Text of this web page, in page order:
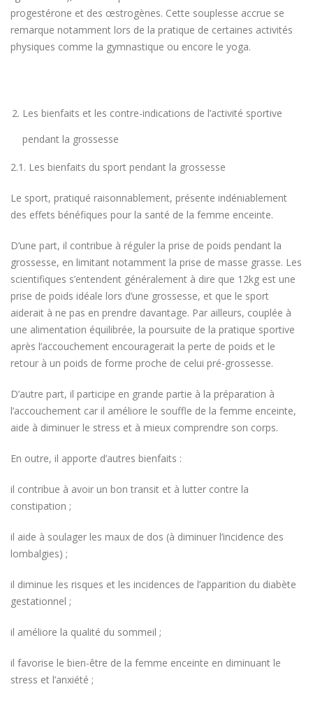
progestérone et des œstrogènes. Cette souplesse accrue se
remarque notamment lors de la pratique de certaines activités
physiques comme la gymnastique ou encore le yoga.
Les bienfaits et les contre-indications de l’activité sportive
pendant la grossesse
2.1. Les bienfaits du sport pendant la grossesse
Le sport, pratiqué raisonnablement, présente indéniablement
des effets bénéfiques pour la santé de la femme enceinte.
D’une part, il contribue à réguler la prise de poids pendant la
grossesse, en limitant notamment la prise de masse grasse. Les
scientifiques s’entendent généralement à dire que 12kg est une
prise de poids idéale lors d’une grossesse, et que le sport
aiderait à ne pas en prendre davantage. Par ailleurs, couplée à
une alimentation équilibrée, la poursuite de la pratique sportive
après l’accouchement encouragerait la perte de poids et le
retour à un poids de forme proche de celui pré-grossesse.
D’autre part, il participe en grande partie à la préparation à
l’accouchement car il améliore le souffle de la femme enceinte,
aide à diminuer le stress et à mieux comprendre son corps.
En outre, il apporte d’autres bienfaits :
il contribue à avoir un bon transit et à lutter contre la
constipation ;
il aide à soulager les maux de dos (à diminuer l’incidence des
lombalgies) ;
il diminue les risques et les incidences de l’apparition du diabète
gestationnel ;
il améliore la qualité du sommeil ;
il favorise le bien-être de la femme enceinte en diminuant le
stress et l’anxiété ;